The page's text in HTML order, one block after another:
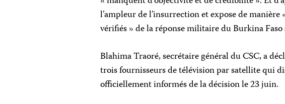
l’ampleur de l’insurrection et expose de manière
vérifiés » de la réponse militaire du Burkina
Blahima Traoré, secrétaire général du CSC, a
trois fournisseurs de télévision par satellite qui
officiellement informés de la décision le 23 juin.